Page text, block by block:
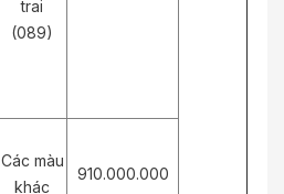
trai
(089)
Các màu
khác
910.000.000